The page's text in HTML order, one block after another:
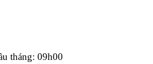
tháng: 09h00